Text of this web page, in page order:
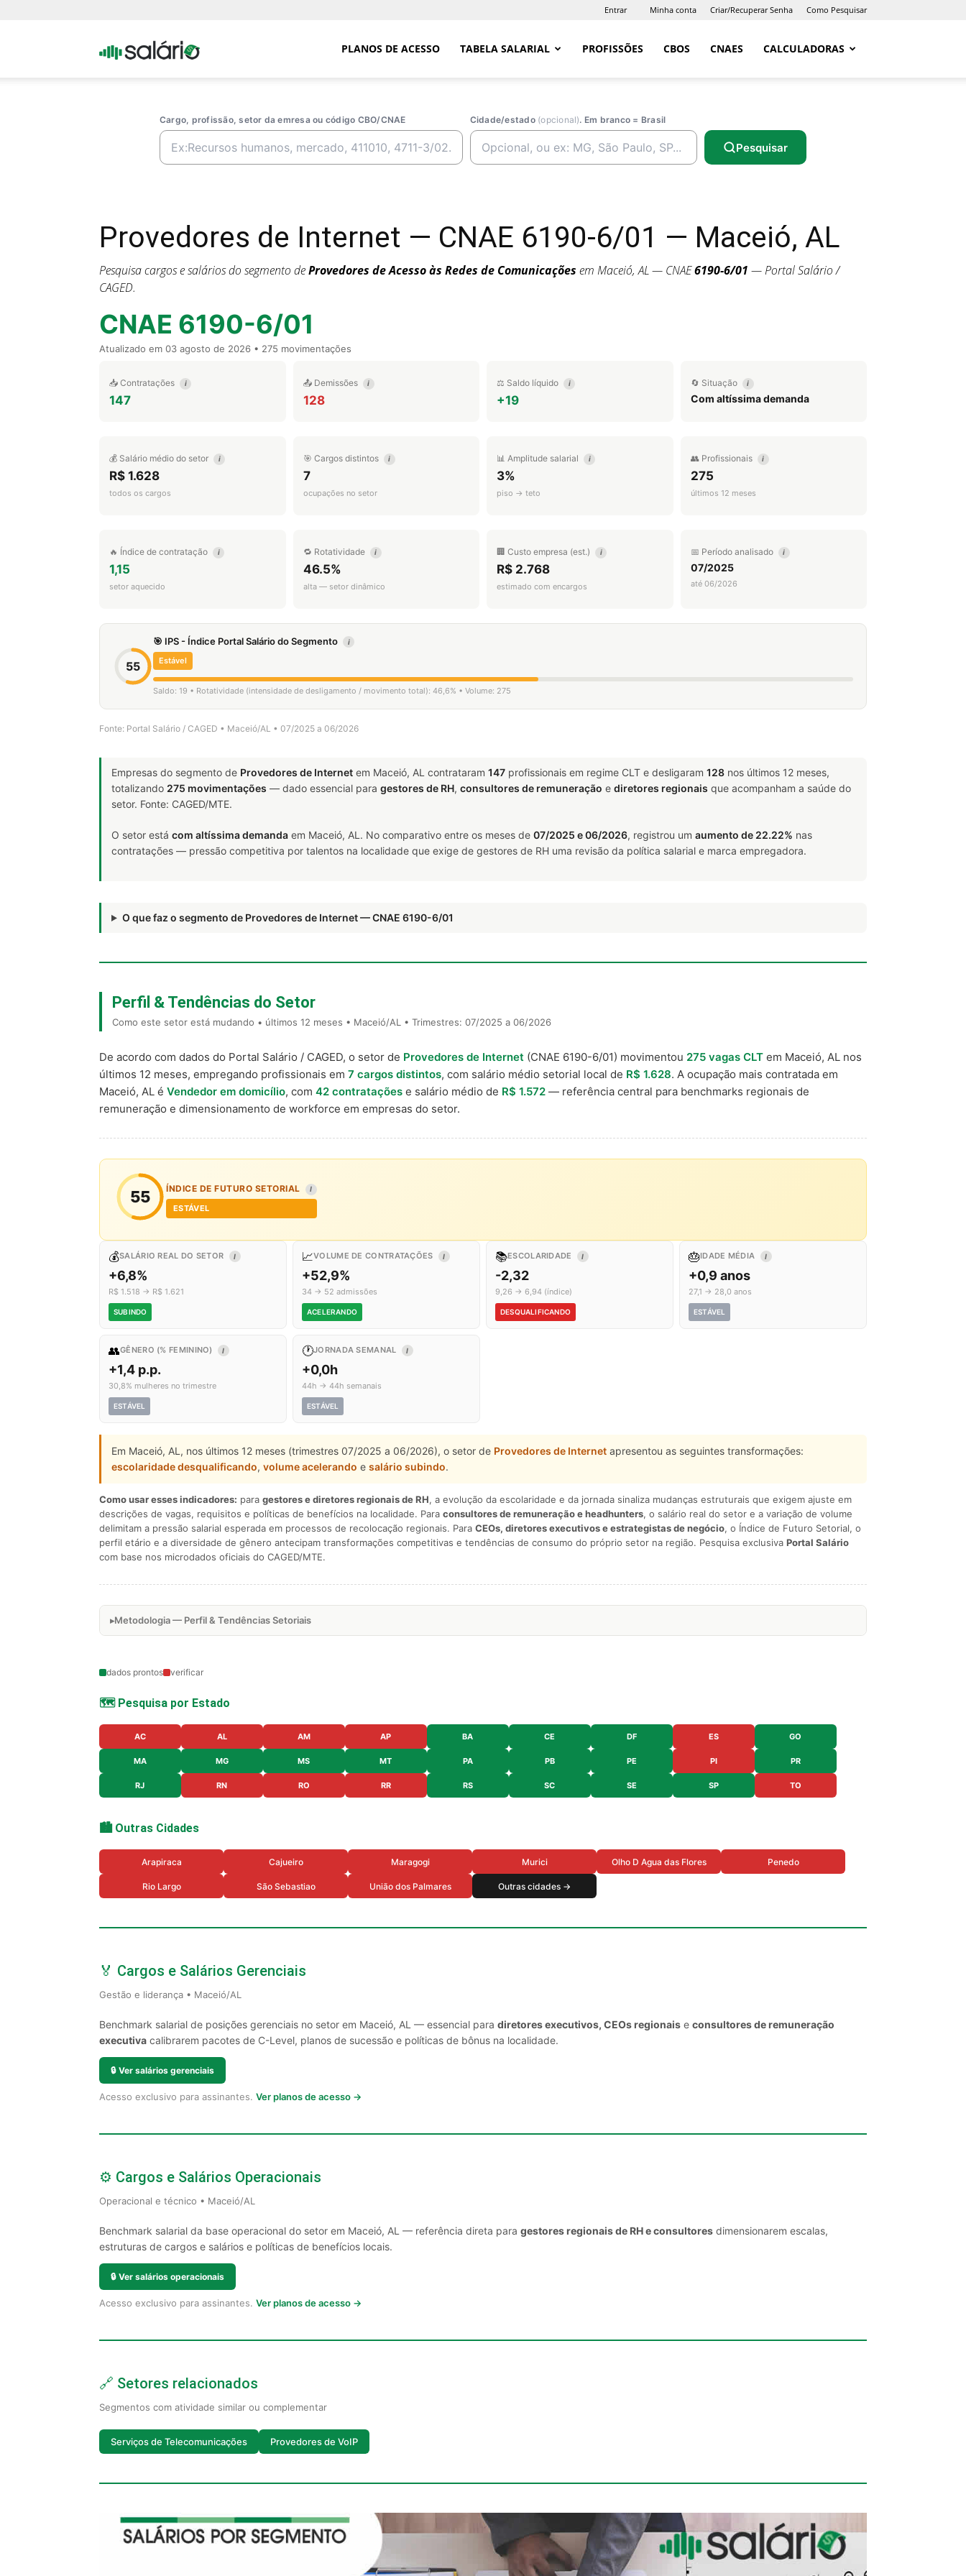
Entrar Minha conta Criar/Recuperar Senha Como Pesquisar
Portal PLANOS DE ACESSO TABELA SALARIAL PROFISSÕES CBOS CNAES CALCULADORAS
Cargo, profissão, setor da emresa ou código CBO/CNAE Cidade/estado (opcional). Em branco = Brasil
Pesquisar
Provedores de Internet — CNAE 6190-6/01 — Maceió, AL
Pesquisa cargos e salários do segmento deProvedores de Acesso às Redes de Comunicações em Maceió, AL — CNAE6190-6/01 — Portal Salário /
CAGED.
CNAE 6190-6/01
Atualizado em 03 agosto de 2026 • 275 movimentações
📥 Contratações i
147
📤 Demissões i
128
⚖️ Saldo líquido i
+19
🔄 Situação i
Com altíssima demanda
💰 Salário médio do setor i
R$ 1.628
todos os cargos
🎯 Cargos distintos i
7
ocupações no setor
📊 Amplitude salarial i
3%
piso → teto
👥 Profissionais i
275
últimos 12 meses
🔥 Índice de contratação i
1,15
setor aquecido
🔁 Rotatividade i
46.5%
alta — setor dinâmico
🏢 Custo empresa (est.) i
R$ 2.768
estimado com encargos
📅 Período analisado i
07/2025
até 06/2026
55
🎯 IPS - Índice Portal Salário do Segmento i
Estável
Saldo: 19 • Rotatividade (intensidade de desligamento / movimento total): 46,6% • Volume: 275
Fonte: Portal Salário / CAGED • Maceió/AL • 07/2025 a 06/2026
Empresas do segmento de Provedores de Internet em Maceió, AL contrataram 147 profissionais em regime CLT e desligaram 128 nos últimos 12 meses,
totalizando 275 movimentações — dado essencial para gestores de RH, consultores de remuneração e diretores regionais que acompanham a saúde do
setor. Fonte: CAGED/MTE.
O setor está com altíssima demanda em Maceió, AL. No comparativo entre os meses de 07/2025 e 06/2026, registrou um aumento de 22.22% nas
contratações — pressão competitiva por talentos na localidade que exige de gestores de RH uma revisão da política salarial e marca empregadora.
O que faz o segmento de Provedores de Internet — CNAE 6190-6/01
Perfil & Tendências do Setor
Como este setor está mudando • últimos 12 meses • Maceió/AL • Trimestres: 07/2025 a 06/2026
De acordo com dados do Portal Salário / CAGED, o setor de Provedores de Internet (CNAE 6190-6/01) movimentou 275 vagas CLT em Maceió, AL nos
últimos 12 meses, empregando profissionais em 7 cargos distintos, com salário médio setorial local de R$ 1.628. A ocupação mais contratada em
Maceió, AL é Vendedor em domicílio, com 42 contratações e salário médio de R$ 1.572 — referência central para benchmarks regionais de
remuneração e dimensionamento de workforce em empresas do setor.
55 ÍNDICE DE FUTURO SETORIAL I
ESTÁVEL
💰SALÁRIO REAL DO SETOR I
+6,8%
R$ 1.518 → R$ 1.621
SUBINDO
📈VOLUME DE CONTRATAÇÕES I
+52,9%
34 → 52 admissões
ACELERANDO
📚ESCOLARIDADE I
-2,32
9,26 → 6,94 (índice)
DESQUALIFICANDO
🎂IDADE MÉDIA I
+0,9 anos
27,1 → 28,0 anos
ESTÁVEL
👥GÊNERO (% FEMININO) I
+1,4 p.p.
30,8% mulheres no trimestre
ESTÁVEL
🕐JORNADA SEMANAL I
+0,0h
44h → 44h semanais
ESTÁVEL
Em Maceió, AL, nos últimos 12 meses (trimestres 07/2025 a 06/2026), o setor de Provedores de Internet apresentou as seguintes transformações:
escolaridade desqualificando, volume acelerando e salário subindo.
Como usar esses indicadores: para gestores e diretores regionais de RH, a evolução da escolaridade e da jornada sinaliza mudanças estruturais que exigem ajuste em
descrições de vagas, requisitos e políticas de benefícios na localidade. Para consultores de remuneração e headhunters, o salário real do setor e a variação de volume
delimitam a pressão salarial esperada em processos de recolocação regionais. Para CEOs, diretores executivos e estrategistas de negócio, o Índice de Futuro Setorial, o
perfil etário e a diversidade de gênero antecipam transformações competitivas e tendências de consumo do próprio setor na região. Pesquisa exclusiva Portal Salário
com base nos microdados oficiais do CAGED/MTE.
Metodologia — Perfil & Tendências Setoriais
dados prontos verificar
🗺️ Pesquisa por Estado
AC AL AM AP BA CE DF ES GO
MA MG MS MT PA PB PE PI PR
RJ RN RO RR RS SC SE SP TO
🏙️ Outras Cidades
Arapiraca Cajueiro Maragogi Murici Olho D Agua das Flores Penedo
Rio Largo São Sebastiao União dos Palmares Outras cidades →
🏅 Cargos e Salários Gerenciais
Gestão e liderança • Maceió/AL
Benchmark salarial de posições gerenciais no setor em Maceió, AL — essencial para diretores executivos, CEOs regionais e consultores de remuneração
executiva calibrarem pacotes de C-Level, planos de sucessão e políticas de bônus na localidade.
🔒 Ver salários gerenciais
Acesso exclusivo para assinantes. Ver planos de acesso →
⚙️ Cargos e Salários Operacionais
Operacional e técnico • Maceió/AL
Benchmark salarial da base operacional do setor em Maceió, AL — referência direta para gestores regionais de RH e consultores dimensionarem escalas,
estruturas de cargos e salários e políticas de benefícios locais.
🔒 Ver salários operacionais
Acesso exclusivo para assinantes. Ver planos de acesso →
🔗 Setores relacionados
Segmentos com atividade similar ou complementar
Serviços de Telecomunicações Provedores de VoIP